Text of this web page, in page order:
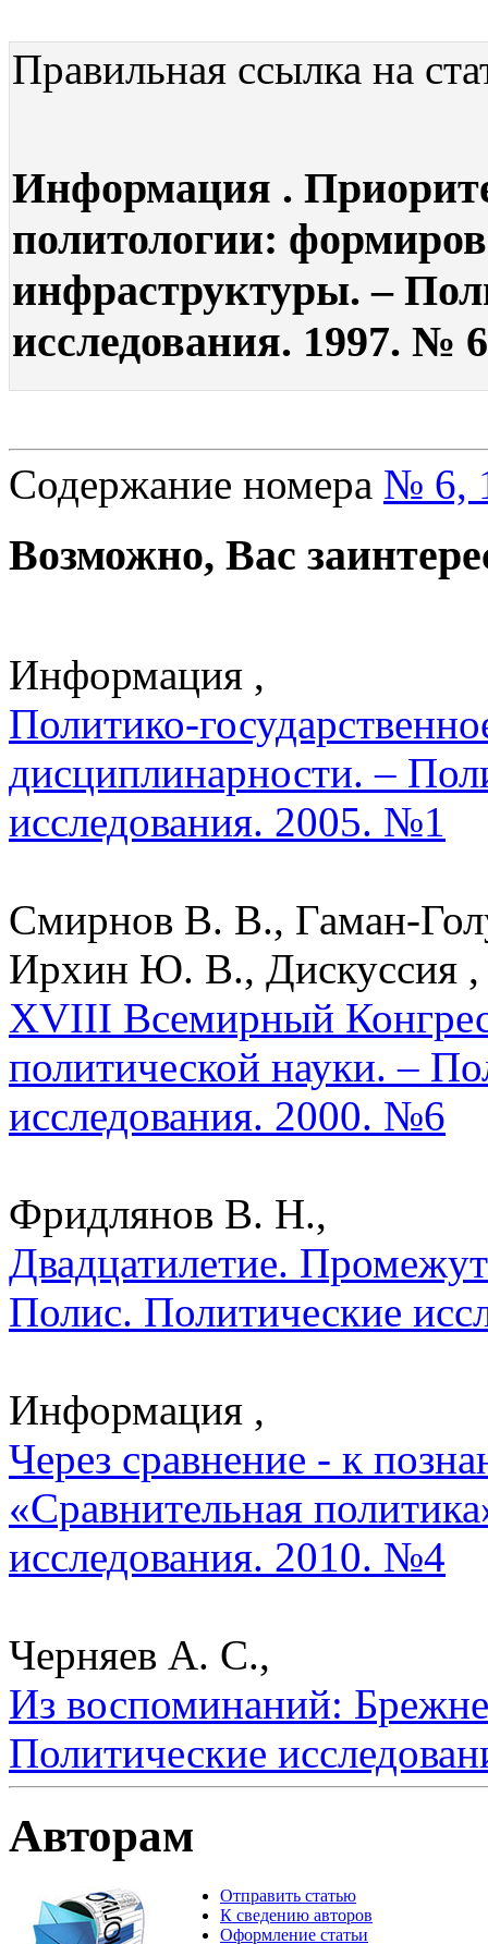
Правильная ссылка на
Информация .
политологии:
инфраструктуры. –
исследования. 1997. №
Содержание номера № 6,
Возможно, Вас
Информация ,
Политико-
дисциплинарности. –
исследования. 2005. №1
Смирнов В. В., Гаман-
Ирхин Ю. В., Дискуссия ,
XVIII Всемирный
политической науки. –
исследования. 2000. №6
Фридлянов В. Н.,
Двадцатилетие.
Полис. Политические
Информация ,
Через сравнение - к
«Сравнительная
исследования. 2010. №4
Черняев А. С.,
Из воспоминаний:
Политические
Авторам
Отправить статью
К сведению авторов
Оформление статьи